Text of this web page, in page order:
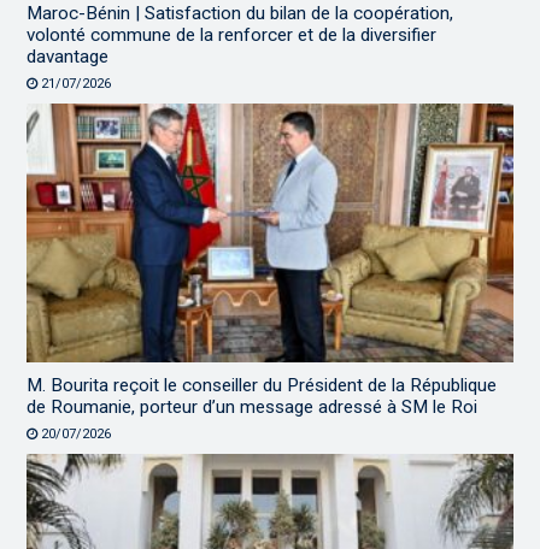
Maroc-Bénin | Satisfaction du bilan de la coopération,
volonté commune de la renforcer et de la diversifier
davantage
21/07/2026
M. Bourita reçoit le conseiller du Président de la République
de Roumanie, porteur d’un message adressé à SM le Roi
20/07/2026